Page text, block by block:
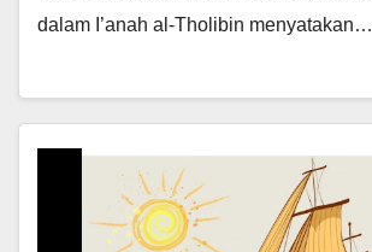
dalam I’anah al-Tholibin menyatakan…